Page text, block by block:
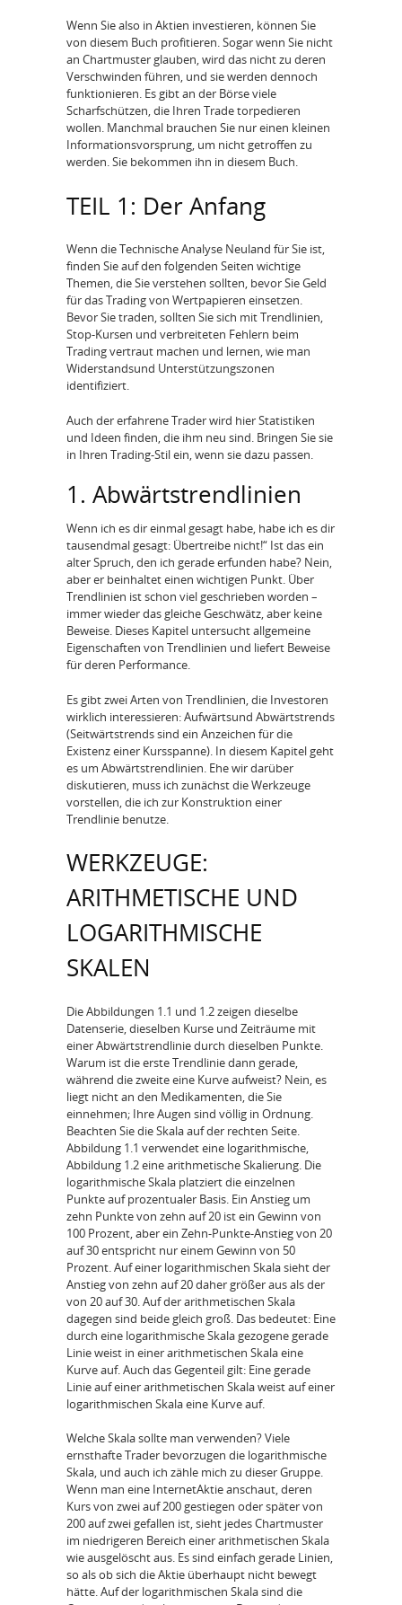
Wenn Sie also in Aktien investieren, können Sie
von diesem Buch profitieren. Sogar wenn Sie nicht
an Chartmuster glauben, wird das nicht zu deren
Verschwinden führen, und sie werden dennoch
funktionieren. Es gibt an der Börse viele
Scharfschützen, die Ihren Trade torpedieren
wollen. Manchmal brauchen Sie nur einen kleinen
Informationsvorsprung, um nicht getroffen zu
werden. Sie bekommen ihn in diesem Buch.
TEIL 1: Der Anfang
Wenn die Technische Analyse Neuland für Sie ist,
finden Sie auf den folgenden Seiten wichtige
Themen, die Sie verstehen sollten, bevor Sie Geld
für das Trading von Wertpapieren einsetzen.
Bevor Sie traden, sollten Sie sich mit Trendlinien,
Stop-Kursen und verbreiteten Fehlern beim
Trading vertraut machen und lernen, wie man
Widerstandsund Unterstützungszonen
identifiziert.
Auch der erfahrene Trader wird hier Statistiken
und Ideen finden, die ihm neu sind. Bringen Sie sie
in Ihren Trading-Stil ein, wenn sie dazu passen.
1. Abwärtstrendlinien
Wenn ich es dir einmal gesagt habe, habe ich es dir
tausendmal gesagt: Übertreibe nicht!“ Ist das ein
alter Spruch, den ich gerade erfunden habe? Nein,
aber er beinhaltet einen wichtigen Punkt. Über
Trendlinien ist schon viel geschrieben worden –
immer wieder das gleiche Geschwätz, aber keine
Beweise. Dieses Kapitel untersucht allgemeine
Eigenschaften von Trendlinien und liefert Beweise
für deren Performance.
Es gibt zwei Arten von Trendlinien, die Investoren
wirklich interessieren: Aufwärtsund Abwärtstrends
(Seitwärtstrends sind ein Anzeichen für die
Existenz einer Kursspanne). In diesem Kapitel geht
es um Abwärtstrendlinien. Ehe wir darüber
diskutieren, muss ich zunächst die Werkzeuge
vorstellen, die ich zur Konstruktion einer
Trendlinie benutze.
WERKZEUGE:
ARITHMETISCHE UND
LOGARITHMISCHE
SKALEN
Die Abbildungen 1.1 und 1.2 zeigen dieselbe
Datenserie, dieselben Kurse und Zeiträume mit
einer Abwärtstrendlinie durch dieselben Punkte.
Warum ist die erste Trendlinie dann gerade,
während die zweite eine Kurve aufweist? Nein, es
liegt nicht an den Medikamenten, die Sie
einnehmen; Ihre Augen sind völlig in Ordnung.
Beachten Sie die Skala auf der rechten Seite.
Abbildung 1.1 verwendet eine logarithmische,
Abbildung 1.2 eine arithmetische Skalierung. Die
logarithmische Skala platziert die einzelnen
Punkte auf prozentualer Basis. Ein Anstieg um
zehn Punkte von zehn auf 20 ist ein Gewinn von
100 Prozent, aber ein Zehn-Punkte-Anstieg von 20
auf 30 entspricht nur einem Gewinn von 50
Prozent. Auf einer logarithmischen Skala sieht der
Anstieg von zehn auf 20 daher größer aus als der
von 20 auf 30. Auf der arithmetischen Skala
dagegen sind beide gleich groß. Das bedeutet: Eine
durch eine logarithmische Skala gezogene gerade
Linie weist in einer arithmetischen Skala eine
Kurve auf. Auch das Gegenteil gilt: Eine gerade
Linie auf einer arithmetischen Skala weist auf einer
logarithmischen Skala eine Kurve auf.
Welche Skala sollte man verwenden? Viele
ernsthafte Trader bevorzugen die logarithmische
Skala, und auch ich zähle mich zu dieser Gruppe.
Wenn man eine InternetAktie anschaut, deren
Kurs von zwei auf 200 gestiegen oder später von
200 auf zwei gefallen ist, sieht jedes Chartmuster
im niedrigeren Bereich einer arithmetischen Skala
wie ausgelöscht aus. Es sind einfach gerade Linien,
so als ob sich die Aktie überhaupt nicht bewegt
hätte. Auf der logarithmischen Skala sind die